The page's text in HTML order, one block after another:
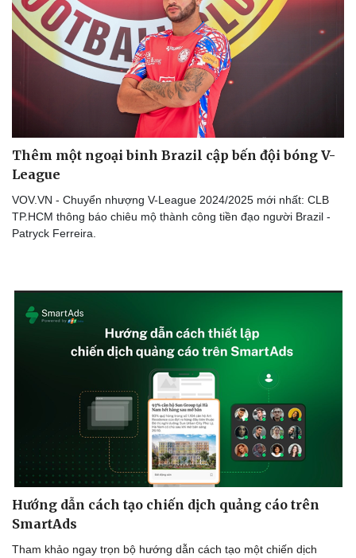
Thêm một ngoại binh Brazil cập bến đội bóng V-
League
VOV.VN - Chuyển nhượng V-League 2024/2025 mới nhất: CLB
TP.HCM thông báo chiêu mộ thành công tiền đạo người Brazil -
Patryck Ferreira.
Hướng dẫn cách tạo chiến dịch quảng cáo trên
SmartAds
Tham khảo ngay trọn bộ hướng dẫn cách tạo một chiến dịch